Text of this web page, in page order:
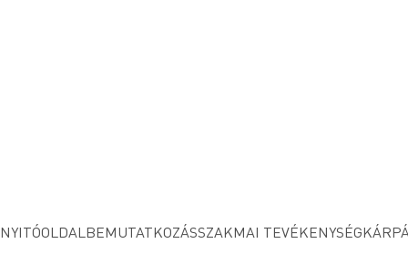
NYITÓOLDAL BEMUTATKOZÁSSZAKMAI TEVÉKENYSÉG